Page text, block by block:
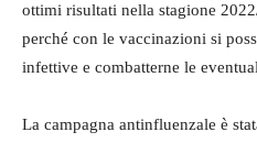
ottimi risultati nella stagione
perché con le vaccinazioni si
infettive e combatterne le
La campagna antinfluenzale è